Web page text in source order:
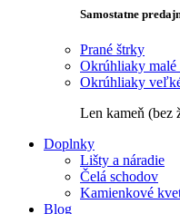
Samostatne
Prané štrky
Okrúhliaky malé
Okrúhliaky
Len kameň (bez
Doplnky
Lišty a náradie
Čelá schodov
Kamienkové
Blog